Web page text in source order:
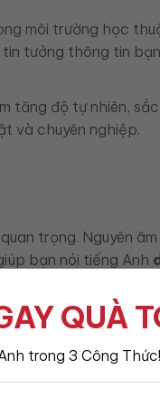
QUÀ
trong 3 Công Thức!
môi trường học
tin tưởng thông tin
tăng độ tự nhiên,
và chuyên nghiệp.
trọng. Nguyên
bạn nói tiếng Anh
nhận diện từ.